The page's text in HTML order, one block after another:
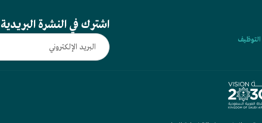
التوظيف
اشترك في النشرة البريدية